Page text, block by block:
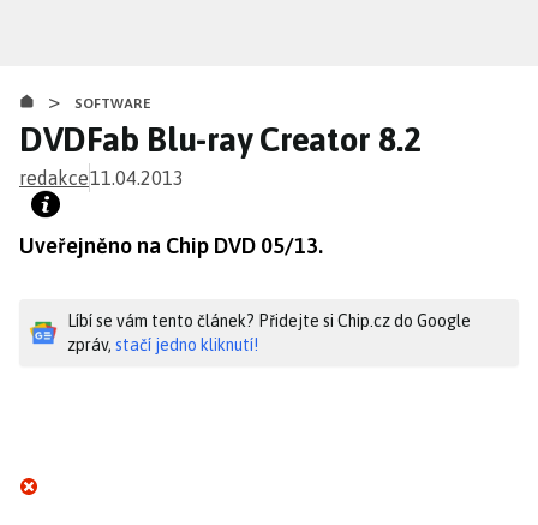
obsahu
> SOFTWARE
DVDFab Blu-ray Creator 8.2
redakce11.04.2013
Uveřejněno na Chip DVD 05/13.
Líbí se vám tento článek? Přidejte si Chip.cz do Google
zpráv, stačí jedno kliknutí!